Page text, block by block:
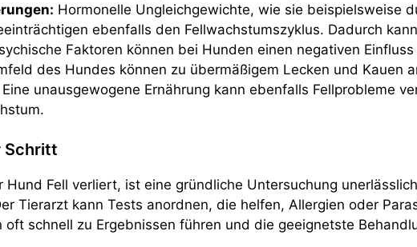
Hormonelle Ungleichgewichte, wie sie beispielsweise
ebenfalls den Fellwachstumszyklus. Dadurch
Faktoren können bei Hunden einen negativen
des Hundes können zu übermäßigem Lecken und Kauen
Eine unausgewogene Ernährung kann ebenfalls Fellprobleme
Schritt
Fell verliert, ist eine gründliche Untersuchung
Tierarzt kann Tests anordnen, die helfen, Allergien oder
oft schnell zu Ergebnissen führen und die geeignetste